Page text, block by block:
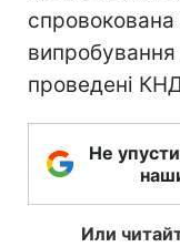
випробування
проведені
Не
Или